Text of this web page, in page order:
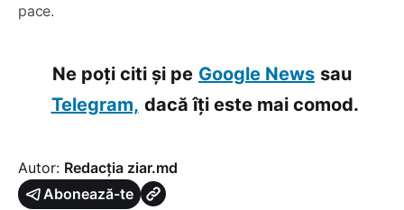
pace.
Ne poți citi și pe Google News sau
Telegram, dacă îți este mai comod.
Autor: Redacția ziar.md
Abonează-te